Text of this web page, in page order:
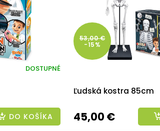
DOSTUPNÉ
DO KOŠÍKA
53,00 €
-15%
Ľudská kostra 85cm
45,00 €